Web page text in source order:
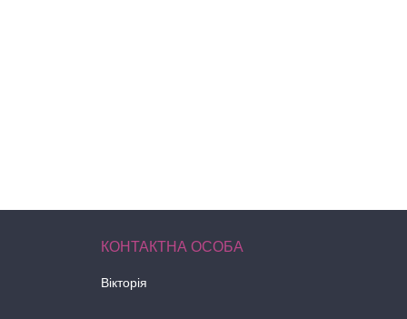
Вікторія